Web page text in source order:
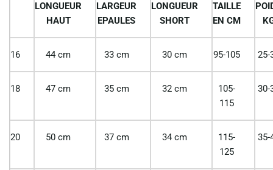
LONGUEUR
HAUT
LARGEUR
EPAULES
LONGUEUR
SHORT
TAILLE
EN CM
16 44 cm 33 cm 30 cm 95-105 25-
18 47 cm 35 cm 32 cm
105-
115
30-
20 50 cm 37 cm 34 cm
115-
125
35-